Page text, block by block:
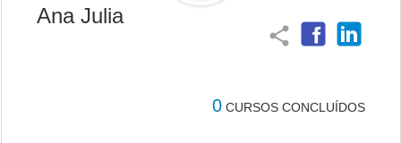
Ana Julia
share
0 CURSOS CONCLUÍDOS